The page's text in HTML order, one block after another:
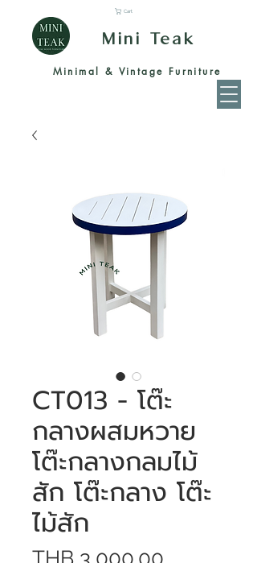
Mini Teak
Minimal & Vintage Furniture
Cart
CT013 - โต๊ะ
กลางผสมหวาย
โต๊ะกลางกลมไม้
สัก โต๊ะกลาง โต๊ะ
ไม้สัก
THB 3,000.00